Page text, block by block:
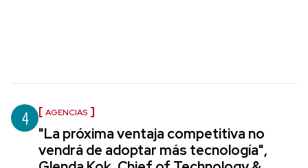
4 AGENCIAS
"La próxima ventaja competitiva no
vendrá de adoptar más tecnología",